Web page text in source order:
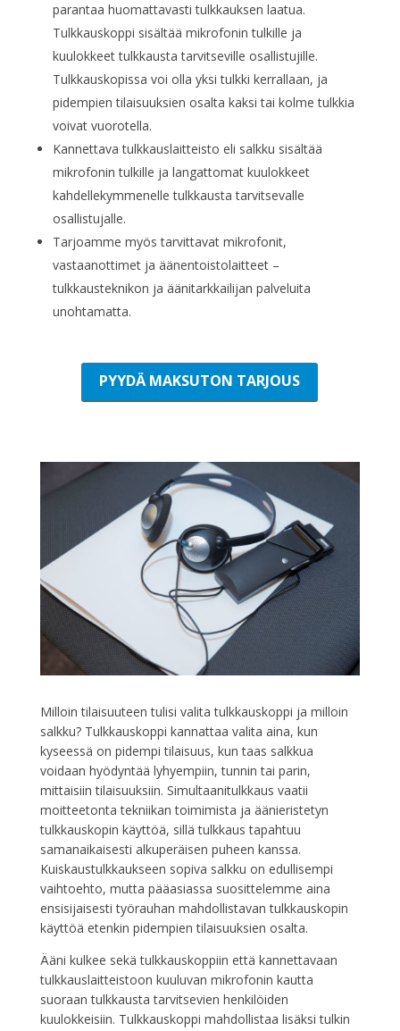
parantaa huomattavasti tulkkauksen laatua.
Tulkkauskoppi sisältää mikrofonin tulkille ja
kuulokkeet tulkkausta tarvitseville osallistujille.
Tulkkauskopissa voi olla yksi tulkki kerrallaan, ja
pidempien tilaisuuksien osalta kaksi tai kolme tulkkia
voivat vuorotella.
Kannettava tulkkauslaitteisto eli salkku sisältää
mikrofonin tulkille ja langattomat kuulokkeet
kahdellekymmenelle tulkkausta tarvitsevalle
osallistujalle.
Tarjoamme myös tarvittavat mikrofonit,
vastaanottimet ja äänentoistolaitteet –
tulkkausteknikon ja äänitarkkailijan palveluita
unohtamatta.
PYYDÄ MAKSUTON TARJOUS
Milloin tilaisuuteen tulisi valita tulkkauskoppi ja milloin
salkku? Tulkkauskoppi kannattaa valita aina, kun
kyseessä on pidempi tilaisuus, kun taas salkkua
voidaan hyödyntää lyhyempiin, tunnin tai parin,
mittaisiin tilaisuuksiin. Simultaanitulkkaus vaatii
moitteetonta tekniikan toimimista ja äänieristetyn
tulkkauskopin käyttöä, sillä tulkkaus tapahtuu
samanaikaisesti alkuperäisen puheen kanssa.
Kuiskaustulkkaukseen sopiva salkku on edullisempi
vaihtoehto, mutta pääasiassa suosittelemme aina
ensisijaisesti työrauhan mahdollistavan tulkkauskopin
käyttöä etenkin pidempien tilaisuuksien osalta.
Ääni kulkee sekä tulkkauskoppiin että kannettavaan
tulkkauslaitteistoon kuuluvan mikrofonin kautta
suoraan tulkkausta tarvitsevien henkilöiden
kuulokkeisiin. Tulkkauskoppi mahdollistaa lisäksi tulkin